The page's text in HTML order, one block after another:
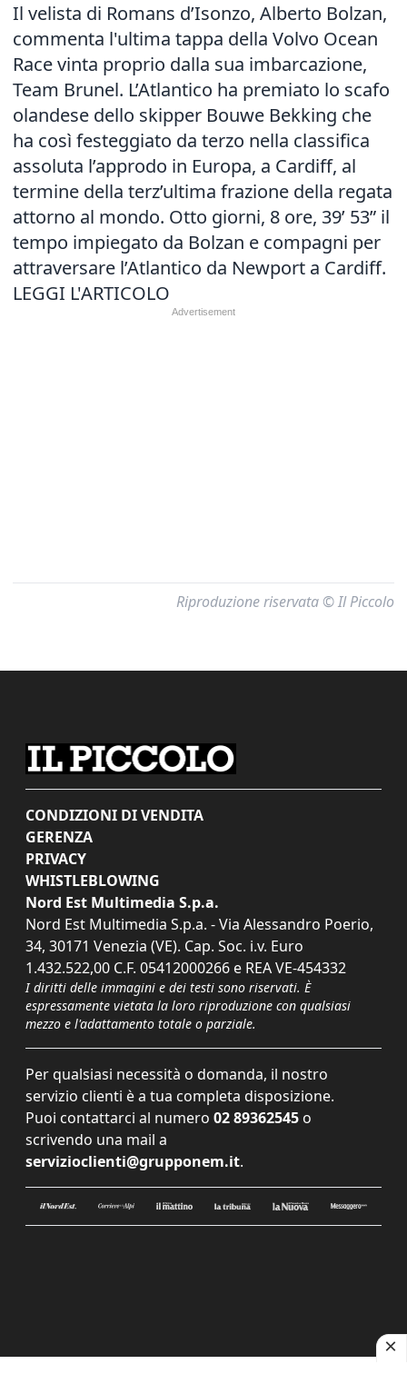
Il velista di Romans d’Isonzo, Alberto Bolzan,
commenta l'ultima tappa della Volvo Ocean
Race vinta proprio dalla sua imbarcazione,
Team Brunel. L’Atlantico ha premiato lo scafo
olandese dello skipper Bouwe Bekking che
ha così festeggiato da terzo nella classifica
assoluta l’approdo in Europa, a Cardiff, al
termine della terz’ultima frazione della regata
attorno al mondo. Otto giorni, 8 ore, 39’ 53” il
tempo impiegato da Bolzan e compagni per
attraversare l’Atlantico da Newport a Cardiff.
LEGGI L'ARTICOLO
Riproduzione riservata © Il Piccolo
CONDIZIONI DI VENDITA
GERENZA
PRIVACY
WHISTLEBLOWING
Nord Est Multimedia S.p.a.
Nord Est Multimedia S.p.a. - Via Alessandro Poerio,
34, 30171 Venezia (VE). Cap. Soc. i.v. Euro
1.432.522,00 C.F. 05412000266 e REA VE-454332
I diritti delle immagini e dei testi sono riservati. È
espressamente vietata la loro riproduzione con qualsiasi
mezzo e l'adattamento totale o parziale.
Per qualsiasi necessità o domanda, il nostro
servizio clienti è a tua completa disposizione.
Puoi contattarci al numero 02 89362545 o
scrivendo una mail a
servizioclienti@grupponem.it.